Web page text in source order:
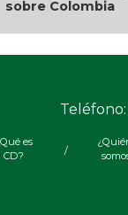
es
CD?
/